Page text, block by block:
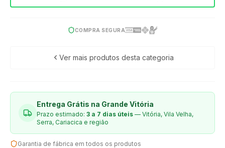
COMPRA SEGURA
Ver mais produtos desta categoria
Entrega Grátis na Grande Vitória
Prazo estimado: 3 a 7 dias úteis — Vitória, Vila Velha,
Serra, Cariacica e região
Garantia de fábrica em todos os produtos